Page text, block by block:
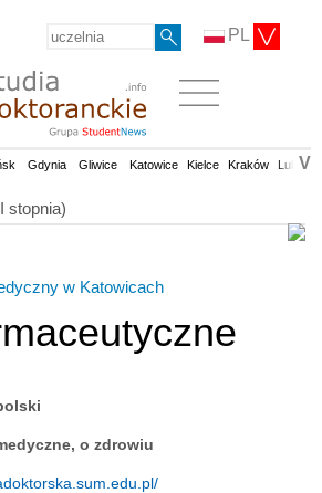
PL
Gdynia Gliwice Katowice Kielce Kraków Lublin
V
stopnia)
w Katowicach
o zdrowiu